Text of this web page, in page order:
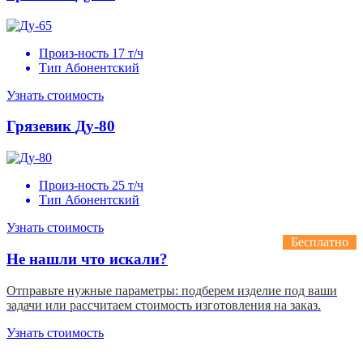
Произ-ность 17 т/ч
Тип Абонентский
Узнать стоимость
Грязевик Ду-80
Произ-ность 25 т/ч
Тип Абонентский
Узнать стоимость
Бесплатно
Не нашли что искали?
Отправьте нужные параметры: подберем изделие под ваши
задачи или рассчитаем стоимость изготовления на заказ.
Узнать стоимость